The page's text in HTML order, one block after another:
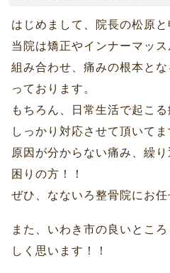
はじめまして、院長の松原と
当院は矯正やインナーマッ
組み合わせ、痛みの根本と
っております。
もちろん、日常生活で起こ
しっかり対応させて頂いてま
原因が分からない痛み、繰
困りの方！！
ぜひ、なないろ整骨院にお任
また、いわき市の良いとこ
しく思います！！